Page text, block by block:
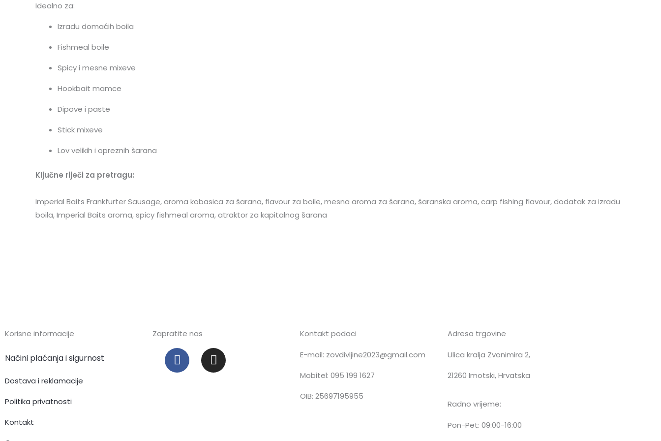
Idealno za:
Izradu domaćih boila
Fishmeal boile
Spicy i mesne mixeve
Hookbait mamce
Dipove i paste
Stick mixeve
Lov velikih i opreznih šarana
Ključne riječi za pretragu:
Imperial Baits Frankfurter Sausage, aroma kobasica za šarana, flavour za boile, mesna aroma za šarana, šaranska aroma, carp fishing flavour, dodatak za izradu
boila, Imperial Baits aroma, spicy fishmeal aroma, atraktor za kapitalnog šarana
Korisne informacije
Načini plaćanja i sigurnost
Dostava i reklamacije
Politika privatnosti
Kontakt
Zapratite nas
F
a
c
I
n
s
Kontakt podaci
E-mail: zovdivljine2023@gmail.com
Mobitel: 095 199 1627
OIB: 25697195955
Adresa trgovine
Ulica kralja Zvonimira 2,
21260 Imotski, Hrvatska
Radno vrijeme:
Pon-Pet: 09:00-16:00